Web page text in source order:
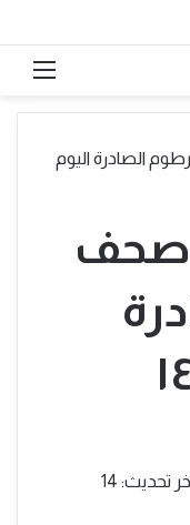
الصادرة اليوم
صحف
السبت ١٤
آخر تحديث: 14